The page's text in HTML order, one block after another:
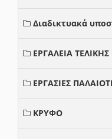
Διαδικτυακά
ΕΡΓΑΛΕΙΑ ΤΕΛΙΚΗΣ
ΕΡΓΑΣΙΕΣ
ΚΡΥΦΟ